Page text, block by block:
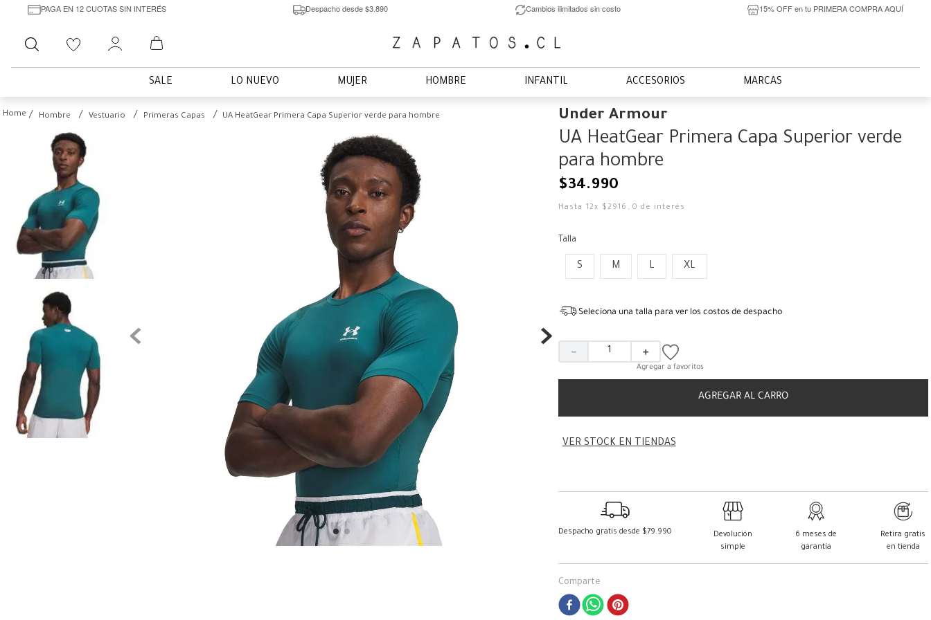
PAGA EN 12 CUOTAS SIN INTERÉS Despacho desde $3.890 Cambios ilimitados sin costo 15% OFF en tu PRIMERA COMPRA AQUÍ
Buscar
SALE LO NUEVO MUJER HOMBRE INFANTIL ACCESORIOS MARCAS
Hombre Vestuario Primeras Capas UA HeatGear Primera Capa Superior verde para hombre Under Armour
UA HeatGear Primera Capa Superior verde
para hombre
$34.990
Hasta 12x $2916 ,0 de interés
Talla
S M L XL
Seleciona una talla para ver los costos de despacho
＋
－
AGREGAR AL CARRO
VER STOCK EN TIENDAS
Despacho gratis desde $79.990
Devolución
simple
6 meses de
garantía
Retira gratis
en tienda
Comparte